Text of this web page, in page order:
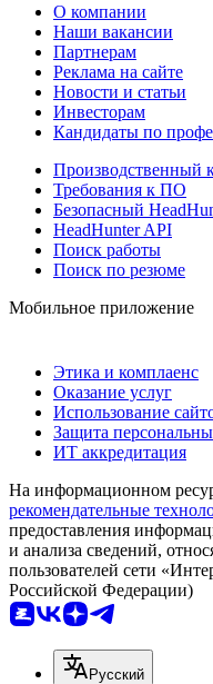
О компании
Наши вакансии
Партнерам
Реклама на сайте
Новости и статьи
Инвесторам
Кандидаты по
Производственный
Требования к ПО
Безопасный
HeadHunter API
Поиск работы
Поиск по резюме
Мобильное приложение
Этика и комплаенс
Оказание услуг
Использование
Защита
ИТ аккредитация
На информационном
рекомендательные
предоставления
и анализа сведений,
пользователей сети
Российской Федерации)
Русский